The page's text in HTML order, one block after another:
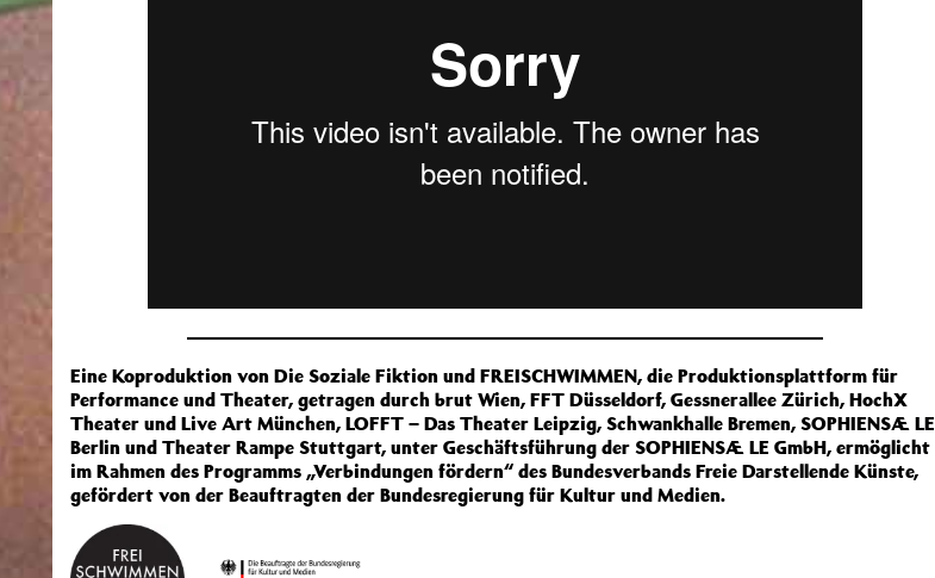
Eine Koproduktion von Die Soziale Fiktion und FREISCHWIMMEN, die Produktionsplattform für
Performance und Theater, getragen durch brut Wien, FFT Düsseldorf, Gessnerallee Zürich, HochX
Theater und Live Art München, LOFFT – Das Theater Leipzig, Schwankhalle Bremen, SOPHIENSÆLE
Berlin und Theater Rampe Stuttgart, unter Geschäftsführung der SOPHIENSÆLE GmbH, ermöglicht
im Rahmen des Programms „Verbindungen fördern“ des Bundesverbands Freie Darstellende Künste,
gefördert von der Beauftragten der Bundesregierung für Kultur und Medien.